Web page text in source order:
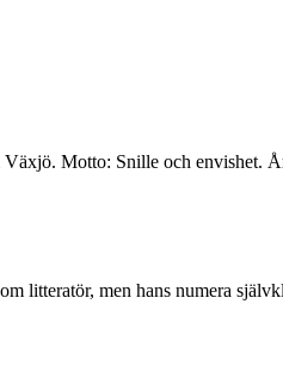
Motto: Snille och envishet.
litteratör, men hans numera